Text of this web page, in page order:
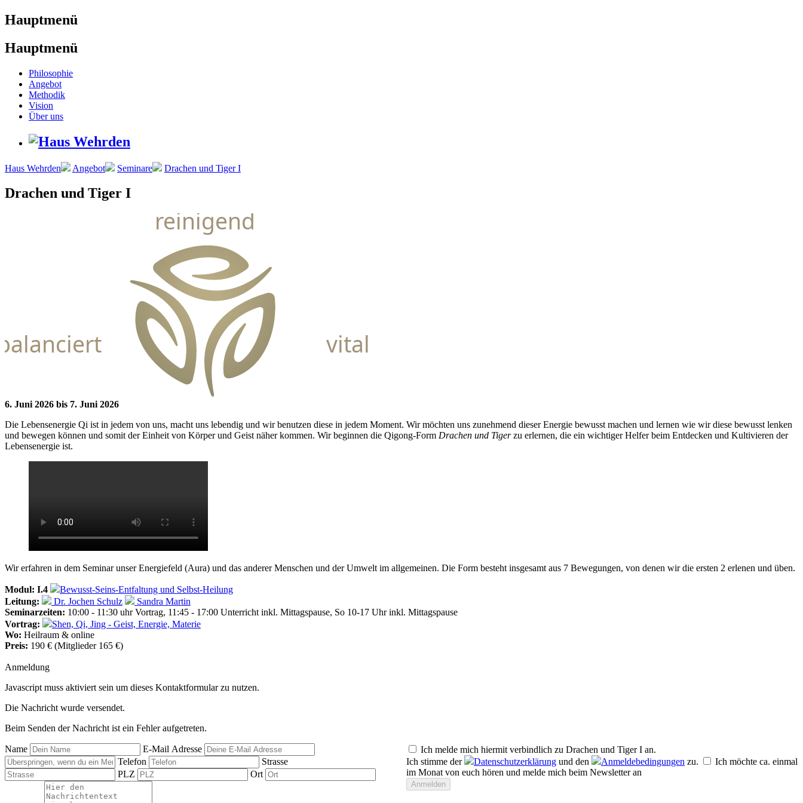
Hauptmenü
Hauptmenü
Philosophie
Angebot
Methodik
Vision
Über uns
Haus Wehrden Angebot Seminare Drachen und Tiger I
Drachen und Tiger I
reinigend
vital
6. Juni 2026 bis 7. Juni 2026
Die Lebensenergie Qi ist in jedem von uns, macht uns lebendig und wir benutzen diese in jedem Moment. Wir möchten uns zunehmend dieser Energie bewusst machen und lernen wie wir diese bewusst lenken
und bewegen können und somit der Einheit von Körper und Geist näher kommen. Wir beginnen die Qigong-Form Drachen und Tigerzu erlernen, die ein wichtiger Helfer beim Entdecken und Kultivieren der
Lebensenergie ist.
Wir erfahren in dem Seminar unser Energiefeld (Aura) und das anderer Menschen und der Umwelt im allgemeinen. Die Form besteht insgesamt aus 7 Bewegungen, von denen wir die ersten 2 erlenen und üben.
Modul: I.4
Bewusst-Seins-Entfaltung und Selbst-Heilung
Leitung:
Dr. Jochen Schulz
Sandra Martin
Seminarzeiten: 10:00 - 11:30 uhr Vortrag, 11:45 - 17:00 Unterricht inkl. Mittagspause, So 10-17 Uhr inkl. Mittagspause
Vortrag:
Shen, Qi, Jing - Geist, Energie, Materie
Wo: Heilraum & online
Preis: 190 € (Mitglieder 165 €)
Anmeldung
Javascript muss aktiviert sein um dieses Kontaktformular zu nutzen.
Die Nachricht wurde versendet.
Beim Senden der Nachricht ist ein Fehler aufgetreten.
Name
E-Mail Adresse
Telefon
Strasse
PLZ
Ort
Ich melde mich hiermit verbindlich zu Drachen und Tiger I an.
Ich stimme der
Datenschutzerklärung und den Anmeldebedingungen zu.
im Monat von euch hören und melde mich beim Newsletter an
Anmelden